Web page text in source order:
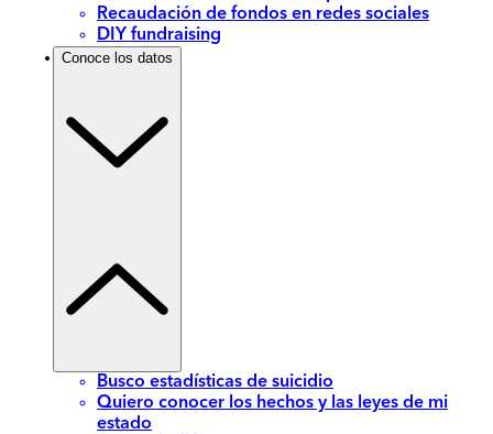
Recaudación de fondos en redes sociales
DIY fundraising
Conoce los datos
Busco estadísticas de suicidio
Quiero conocer los hechos y las leyes de mi
estado